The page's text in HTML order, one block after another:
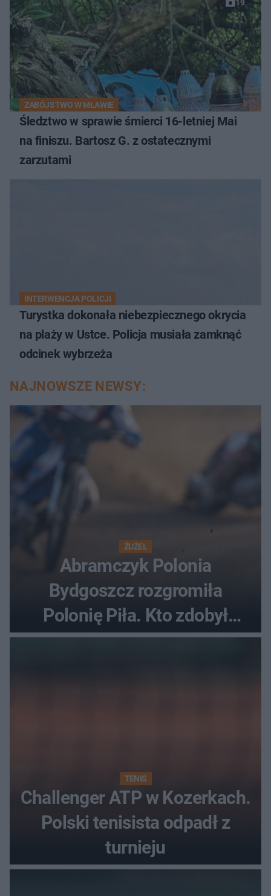
19
ZABÓJSTWO W MŁAWIE
Śledztwo w sprawie śmierci 16-letniej Mai
na finiszu. Bartosz G. z ostatecznymi
zarzutami
INTERWENCJA POLICJI
Turystka dokonała niebezpiecznego okrycia
na plaży w Ustce. Policja musiała zamknąć
odcinek wybrzeża
NAJNOWSZE NEWSY:
ŻUŻEL
Abramczyk Polonia
Bydgoszcz rozgromiła
Polonię Piła. Kto zdobył
najwięcej punktów?
TENIS
Challenger ATP w Kozerkach.
Polski tenisista odpadł z
turnieju